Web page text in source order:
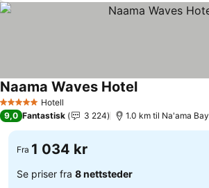
5 Stjerner Hotell
Naama Waves Hotel
9,0 Fantastisk 3 224 1.0 km til Na'ama Bay
Fra 1 034 kr
Se priser fra 8 nettsteder